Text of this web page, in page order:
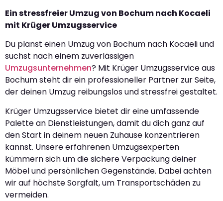
Ein stressfreier Umzug von Bochum nach Kocaeli
mit Krüger Umzugsservice
Du planst einen Umzug von Bochum nach Kocaeli und
suchst nach einem zuverlässigen
Umzugsunternehmen? Mit Krüger Umzugsservice aus
Bochum steht dir ein professioneller Partner zur Seite,
der deinen Umzug reibungslos und stressfrei gestaltet.
Krüger Umzugsservice bietet dir eine umfassende
Palette an Dienstleistungen, damit du dich ganz auf
den Start in deinem neuen Zuhause konzentrieren
kannst. Unsere erfahrenen Umzugsexperten
kümmern sich um die sichere Verpackung deiner
Möbel und persönlichen Gegenstände. Dabei achten
wir auf höchste Sorgfalt, um Transportschäden zu
vermeiden.